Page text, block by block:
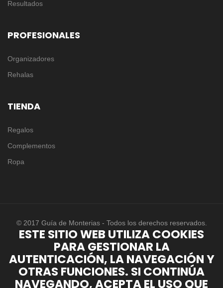
Resultados
PROFESIONALES
Organizadores
Rehalas
TIENDA
Regalos
Complementos
Ropa
© 2017 Guía de Monterias - Todos los derechos reservados.
ESTE SITIO WEB UTILIZA COOKIES
PARA GESTIONAR LA
AUTENTICACIÓN, LA NAVEGACIÓN Y
OTRAS FUNCIONES. SI CONTINÚA
NAVEGANDO, ACEPTA EL USO QUE